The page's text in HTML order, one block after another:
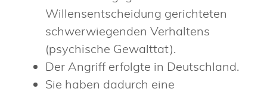
Willensentscheidung gerichteten
schwerwiegenden Verhaltens
(psychische Gewalttat).
Der Angriff erfolgte in Deutschland.
Sie haben dadurch eine